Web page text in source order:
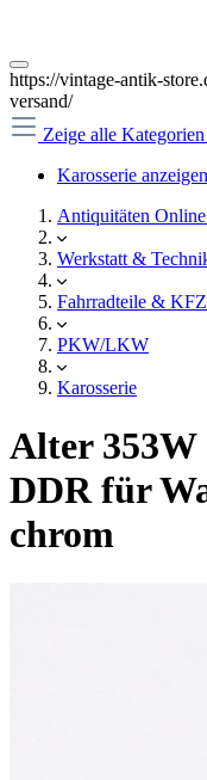
https://vintage-antik-
versand/
Zeige alle Kategorien
Karosserie anzeigen
Antiquitäten
Werkstatt &
Fahrradteile &
PKW/LKW
Karosserie
Alter
DDR für
chrom